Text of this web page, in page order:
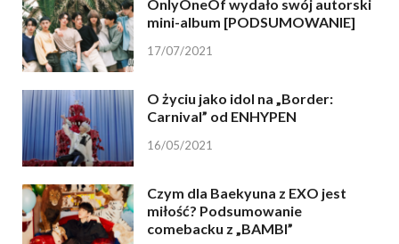
OnlyOneOf wydało swój autorski
mini-album [PODSUMOWANIE]
17/07/2021
O życiu jako idol na „Border:
Carnival” od ENHYPEN
16/05/2021
Czym dla Baekyuna z EXO jest
miłość? Podsumowanie
comebacku z „BAMBI”